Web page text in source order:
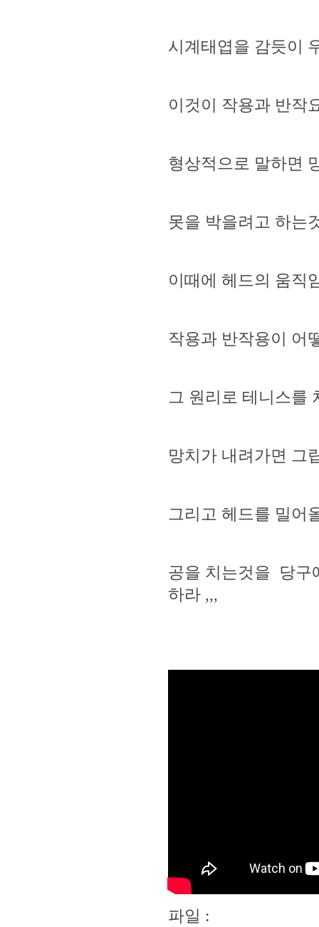
시계태엽을 감듯이
이것이 작용과 반작
형상적으로 말하면
못을 박을려고 하는
이때에 헤드의 움직
작용과 반작용이 어
그 원리로 테니스를
망치가 내려가면 그
그리고 헤드를 밀어
공을 치는것을 당구
하라 ,,,
파일 :